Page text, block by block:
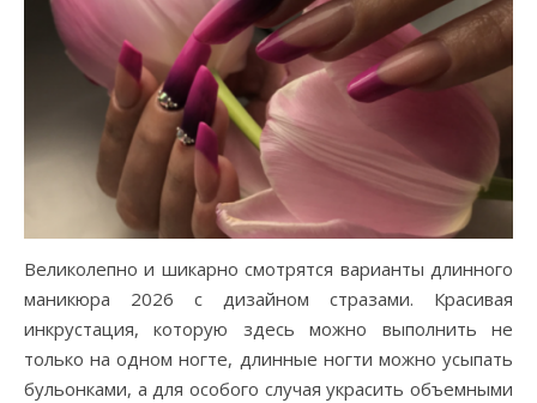
Великолепно и шикарно смотрятся варианты длинного
маникюра 2026 с дизайном стразами. Красивая
инкрустация, которую здесь можно выполнить не
только на одном ногте, длинные ногти можно усыпать
бульонками, а для особого случая украсить объемными